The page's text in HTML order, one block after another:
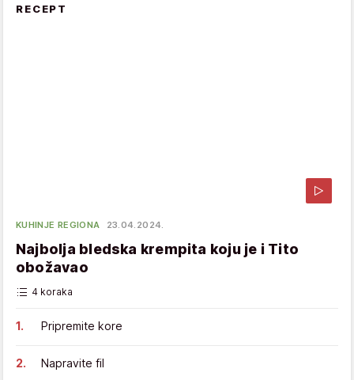
RECEPT
KUHINJE REGIONA 23.04.2024.
Najbolja bledska krempita koju je i Tito
obožavao
4 koraka
Pripremite kore
Napravite fil